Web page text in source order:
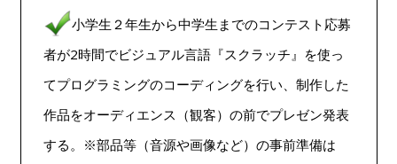
小学生２年生から中学生までのコンテスト応募
者が2時間でビジュアル言語『スクラッチ』を使っ
てプログラミングのコーディングを行い、制作した
作品をオーディエンス（観客）の前でプレゼン発表
する。※部品等（音源や画像など）の事前準備は